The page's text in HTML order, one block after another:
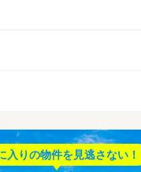
入りの物件を見逃さない！